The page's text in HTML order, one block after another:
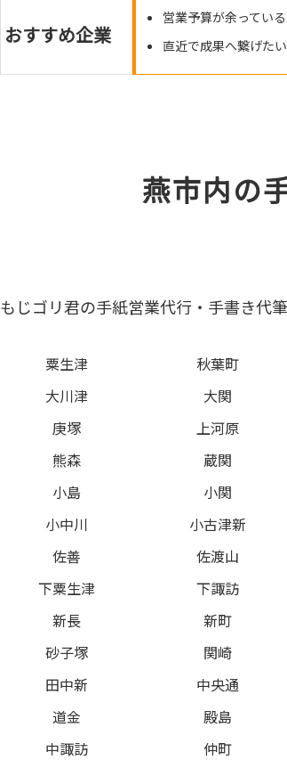
おすすめ企業
営業予算が余っている
直近で成果へ繋げたい
燕市内の
もじゴリ君の手紙営業代行・手書き代
粟生津 秋葉町
大川津
大関
庚塚
上河原
熊森
蔵関
小島
小関
小中川
小古津新
佐善
佐渡山
下粟生津
下諏訪
新長
新町
砂子塚
関崎
田中新
中央通
道金
殿島
中諏訪
仲町